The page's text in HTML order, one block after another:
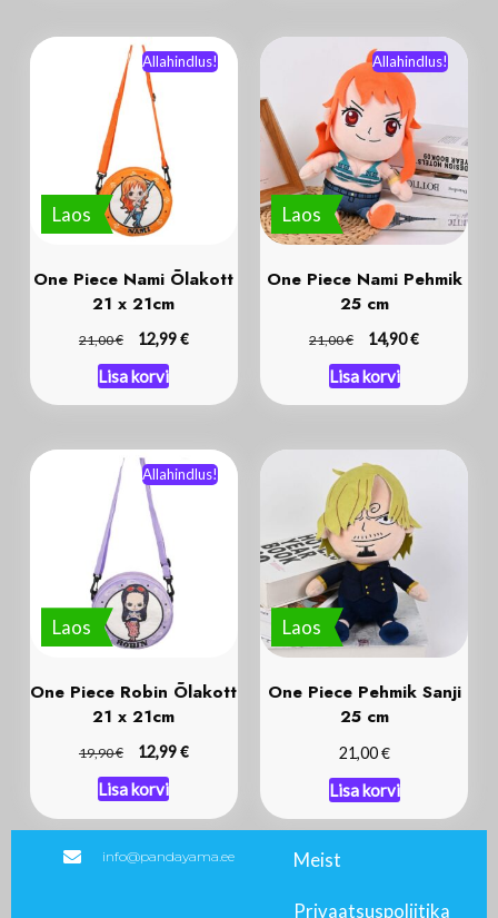
Laos
Allahindlus!
One Piece Nami Õlakott
21 x 21cm
21,00€ 12,99€
Lisa korvi
Laos
Allahindlus!
One Piece Nami Pehmik
25 cm
21,00€ 14,90€
Lisa korvi
Laos
Allahindlus!
One Piece Robin Õlakott
21 x 21cm
19,90€ 12,99€
Lisa korvi
Laos
One Piece Pehmik Sanji
25 cm
21,00€
Lisa korvi
info@pandayama.ee Meist
Privaatsuspoliitika